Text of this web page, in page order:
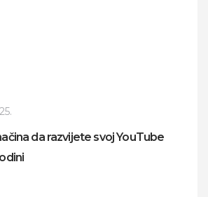
da razvijete svoj YouTube